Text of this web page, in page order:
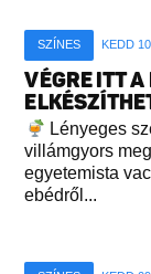
SZÍNES KEDD
VÉGRE ITT
Lényeges
villámgyors
egyetemista
ebédről...